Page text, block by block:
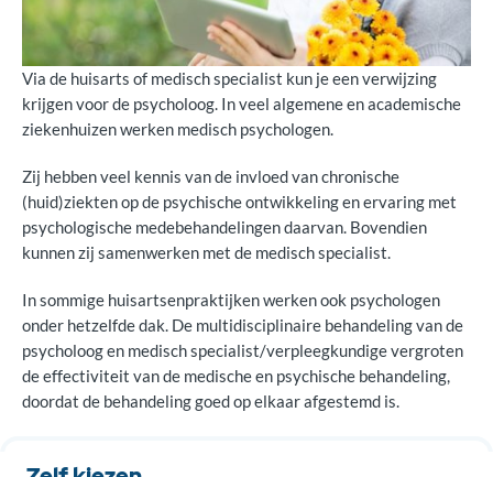
Via de huisarts of medisch specialist kun je een verwijzing
krijgen voor de psycholoog. In veel algemene en academische
ziekenhuizen werken medisch psychologen.
Zij hebben veel kennis van de invloed van chronische
(huid)ziekten op de psychische ontwikkeling en ervaring met
psychologische medebehandelingen daarvan. Bovendien
kunnen zij samenwerken met de medisch specialist.
In sommige huisartsenpraktijken werken ook psychologen
onder hetzelfde dak. De multidisciplinaire behandeling van de
psycholoog en medisch specialist/verpleegkundige vergroten
de effectiviteit van de medische en psychische behandeling,
doordat de behandeling goed op elkaar afgestemd is.